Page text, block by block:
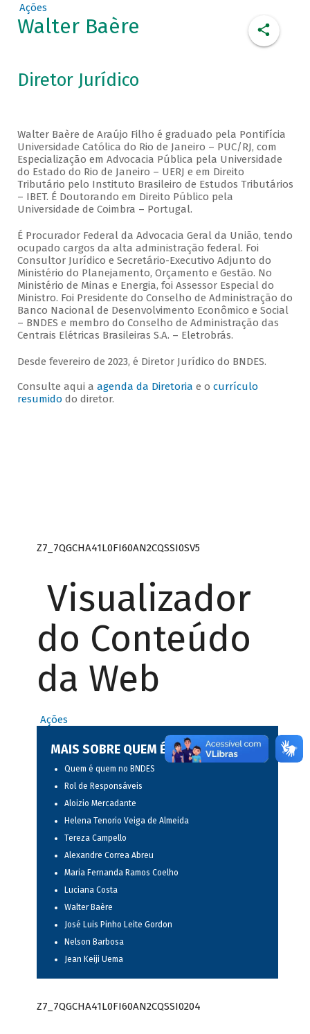
Ações
Walter Baère
Diretor Jurídico
Walter Baère de Araújo Filho é graduado pela Pontifícia
Universidade Católica do Rio de Janeiro – PUC/RJ, com
Especialização em Advocacia Pública pela Universidade
do Estado do Rio de Janeiro – UERJ e em Direito
Tributário pelo Instituto Brasileiro de Estudos Tributários
– IBET. É Doutorando em Direito Público pela
Universidade de Coimbra – Portugal.
É Procurador Federal da Advocacia Geral da União, tendo
ocupado cargos da alta administração federal. Foi
Consultor Jurídico e Secretário-Executivo Adjunto do
Ministério do Planejamento, Orçamento e Gestão. No
Ministério de Minas e Energia, foi Assessor Especial do
Ministro. Foi Presidente do Conselho de Administração do
Banco Nacional de Desenvolvimento Econômico e Social
– BNDES e membro do Conselho de Administração das
Centrais Elétricas Brasileiras S.A. – Eletrobrás.
Desde fevereiro de 2023, é Diretor Jurídico do BNDES.
Consulte aqui a agenda da Diretoria e o currículo
resumido do diretor.
Z7_7QGCHA41L0FI60AN2CQSSI0SV5
Visualizador
do Conteúdo
da Web
Ações
MAIS SOBRE QUEM É QUEM
Quem é quem no BNDES
Rol de Responsáveis
Aloizio Mercadante
Helena Tenorio Veiga de Almeida
Tereza Campello
Alexandre Correa Abreu
Maria Fernanda Ramos Coelho
Luciana Costa
Walter Baère
José Luis Pinho Leite Gordon
Nelson Barbosa
Jean Keiji Uema
Z7_7QGCHA41L0FI60AN2CQSSI0204